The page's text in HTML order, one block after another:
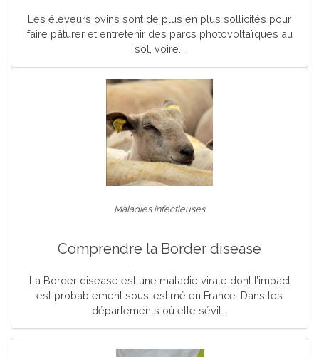
Les éleveurs ovins sont de plus en plus sollicités pour
faire pâturer et entretenir des parcs photovoltaïques au
sol, voire...
Maladies infectieuses
Comprendre la Border disease
La Border disease est une maladie virale dont l’impact
est probablement sous-estimé en France. Dans les
départements où elle sévit...